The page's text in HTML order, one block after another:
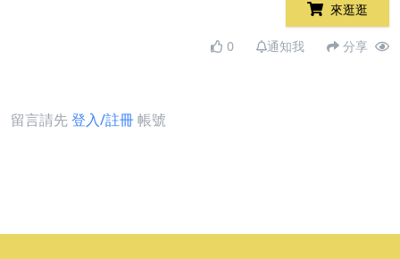
來逛逛
0 通知我 分享
留言請先登入/註冊帳號